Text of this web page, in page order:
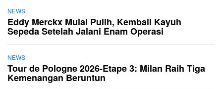
NEWS
Eddy Merckx Mulai Pulih, Kembali Kayuh
Sepeda Setelah Jalani Enam Operasi
NEWS
Tour de Pologne 2026-Etape 3: Milan Raih Tiga
Kemenangan Beruntun